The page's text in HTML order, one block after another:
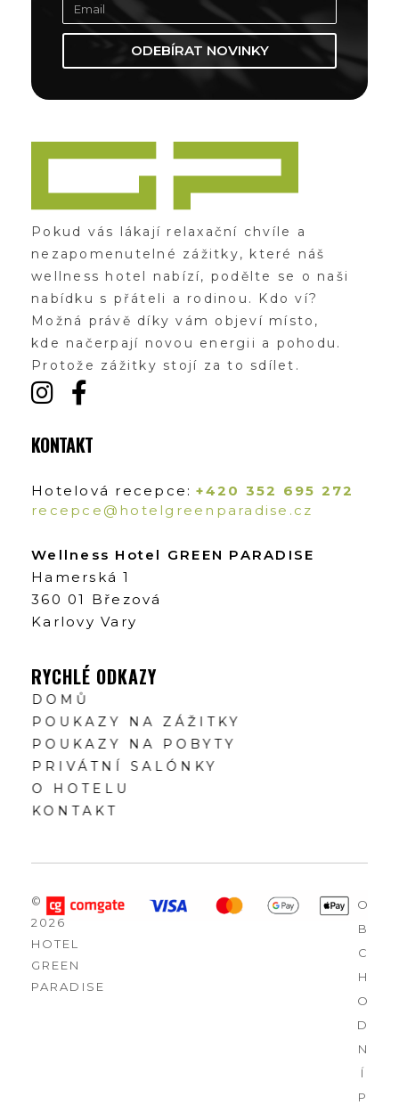
ODEBÍRAT NOVINKY
Pokud vás lákají relaxační chvíle a
nezapomenutelné zážitky, které náš
wellness hotel nabízí, podělte se o naši
nabídku s přáteli a rodinou. Kdo ví?
Možná právě díky vám objeví místo,
kde načerpají novou energii a pohodu.
Protože zážitky stojí za to sdílet.
KONTAKT
Hotelová recepce: +420 352 695 272
recepce@hotelgreenparadise.cz
Wellness Hotel GREEN PARADISE
Hamerská 1
360 01 Březová
Karlovy Vary
RYCHLÉ ODKAZY
DOMŮ
POUKAZY NA ZÁŽITKY
POUKAZY NA POBYTY
PRIVÁTNÍ SALÓNKY
O HOTELU
KONTAKT
©
2026
HOTEL
GREEN
PARADISE
O
B
C
H
O
D
N
Í
P